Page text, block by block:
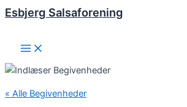
Gå
Esbjerg Salsaforening
Main
Menu
« Alle Begivenheder